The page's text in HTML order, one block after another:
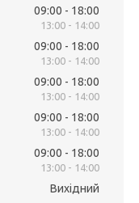
09:00 18:00
13:00 14:00
09:00 18:00
13:00 14:00
09:00 18:00
13:00 14:00
09:00 18:00
13:00 14:00
09:00 18:00
13:00 14:00
Вихідний